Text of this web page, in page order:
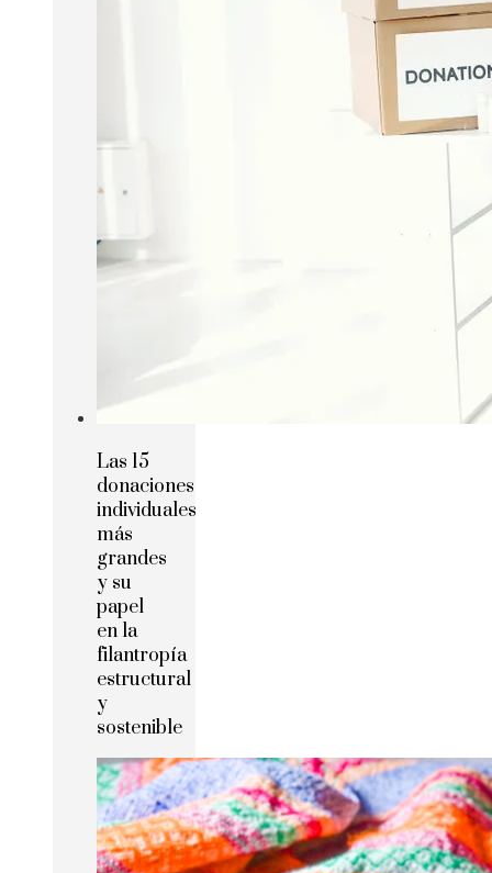
Las 15
donaciones
individuales
más
grandes
y su
papel
en la
filantropía
estructural
y
sostenible